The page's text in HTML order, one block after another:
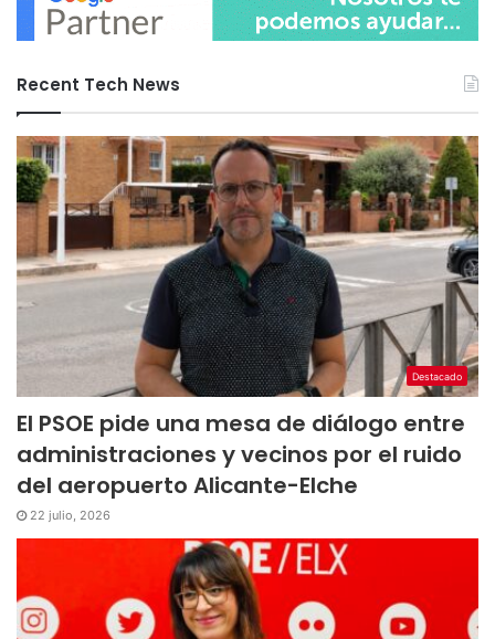
Recent Tech News
Destacado
El PSOE pide una mesa de diálogo entre
administraciones y vecinos por el ruido
del aeropuerto Alicante-Elche
22 julio, 2026